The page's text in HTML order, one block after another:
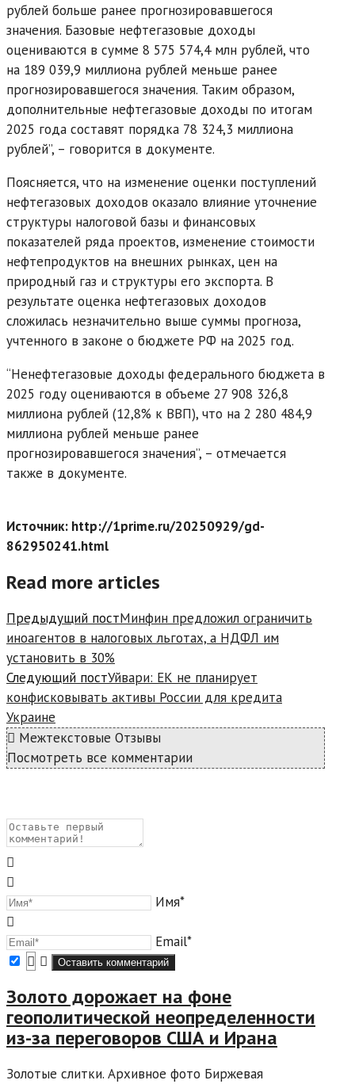
рублей больше ранее прогнозировавшегося
значения. Базовые нефтегазовые доходы
оцениваются в сумме 8 575 574,4 млн рублей, что
на 189 039,9 миллиона рублей меньше ранее
прогнозировавшегося значения. Таким образом,
дополнительные нефтегазовые доходы по итогам
2025 года составят порядка 78 324,3 миллиона
рублей”, – говорится в документе.
Поясняется, что на изменение оценки поступлений
нефтегазовых доходов оказало влияние уточнение
структуры налоговой базы и финансовых
показателей ряда проектов, изменение стоимости
нефтепродуктов на внешних рынках, цен на
природный газ и структуры его экспорта. В
результате оценка нефтегазовых доходов
сложилась незначительно выше суммы прогноза,
учтенного в законе о бюджете РФ на 2025 год.
“Ненефтегазовые доходы федерального бюджета в
2025 году оцениваются в объеме 27 908 326,8
миллиона рублей (12,8% к ВВП), что на 2 280 484,9
миллиона рублей меньше ранее
прогнозировавшегося значения”, – отмечается
также в документе.
Источник: http://1prime.ru/20250929/gd-
862950241.html
Read more articles
Предыдущий постМинфин предложил ограничить
иноагентов в налоговых льготах, а НДФЛ им
установить в 30%
Следующий постУйвари: ЕК не планирует
конфисковывать активы России для кредита
Украине
Межтекстовые Отзывы
Посмотреть все комментарии
Имя*
Email*
Золото дорожает на фоне
геополитической неопределенности
из-за переговоров США и Ирана
Золотые слитки. Архивное фото Биржевая